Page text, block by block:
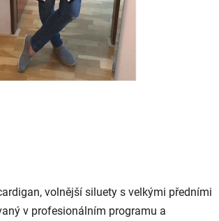
volnější siluety s velkými předními
v profesionálním programu a